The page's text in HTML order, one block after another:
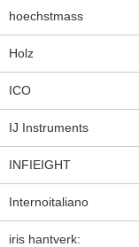
hoechstmass
Holz
ICO
IJ Instruments
INFIEIGHT
Internoitaliano
iris hantverk: